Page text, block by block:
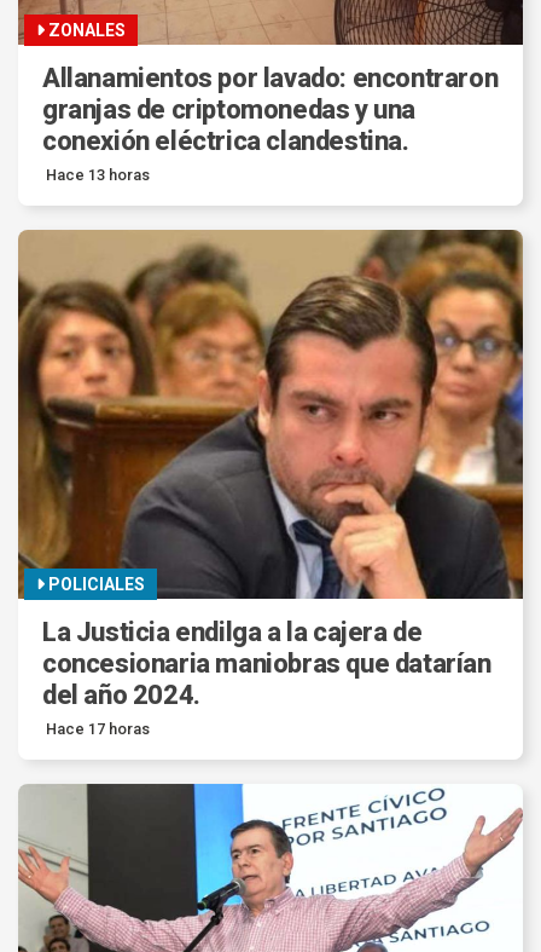
ZONALES
Allanamientos por lavado: encontraron
granjas de criptomonedas y una
conexión eléctrica clandestina.
Hace 13 horas
POLICIALES
La Justicia endilga a la cajera de
concesionaria maniobras que datarían
del año 2024.
Hace 17 horas